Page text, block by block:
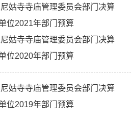
姑寺寺庙管理委员会部门决算
位2021年部门预算
姑寺寺庙管理委员会部门决算
位2020年部门预算
姑寺寺庙管理委员会部门决算
位2019年部门预算